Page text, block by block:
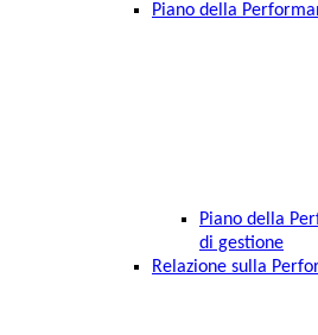
Piano della
Piano della
di gestione
Relazione sulla